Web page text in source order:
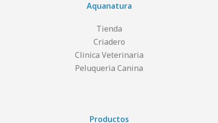
Aquanatura
Tienda
Criadero
Clinica Veterinaria
Peluqueria Canina
Productos